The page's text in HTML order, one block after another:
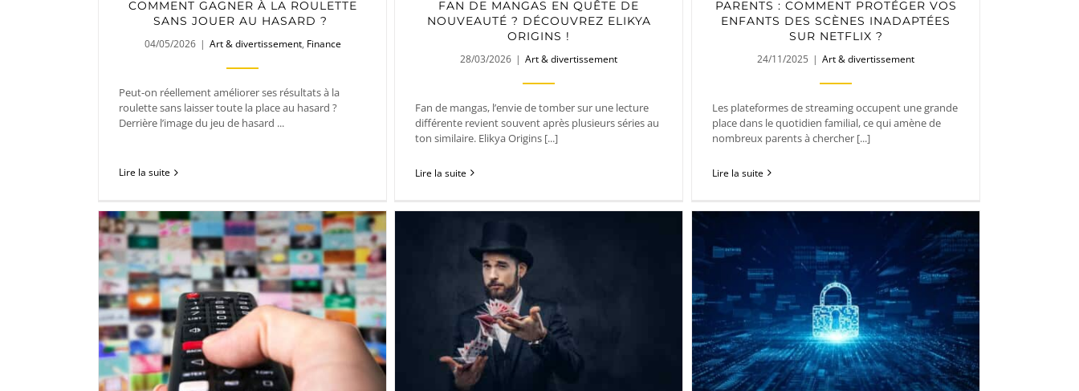
COMMENT GAGNER À LA ROULETTE
SANS JOUER AU HASARD ?
04/05/2026 | Art & divertissement, Finance
Peut-on réellement améliorer ses résultats à la
roulette sans laisser toute la place au hasard ?
Derrière l’image du jeu de hasard ...
Lire la suite
FAN DE MANGAS EN QUÊTE DE
NOUVEAUTÉ ? DÉCOUVREZ ELIKYA
ORIGINS !
28/03/2026 | Art & divertissement
Fan de mangas, l’envie de tomber sur une lecture
différente revient souvent après plusieurs séries au
ton similaire. Elikya Origins [...]
Lire la suite
PARENTS : COMMENT PROTÉGER VOS
ENFANTS DES SCÈNES INADAPTÉES
SUR NETFLIX ?
24/11/2025 | Art & divertissement
Les plateformes de streaming occupent une grande
place dans le quotidien familial, ce qui amène de
nombreux parents à chercher [...]
Lire la suite